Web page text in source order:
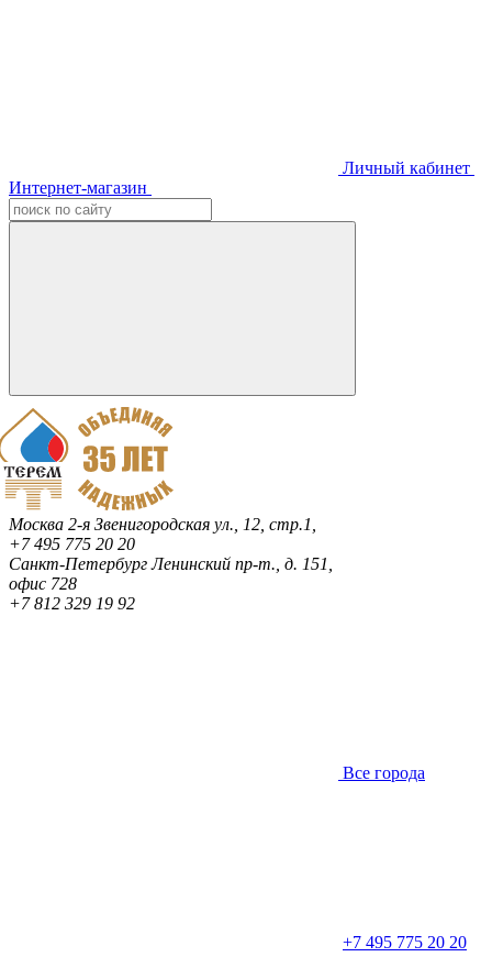
Личный кабинет
Интернет-магазин
Москва 2-я Звенигородская ул., 12, стр.1,
+7 495 775 20 20
Санкт-ПетербургЛенинский пр-т., д. 151,
офис 728
+7 812 329 19 92
Все города
+7 495 775 20 20